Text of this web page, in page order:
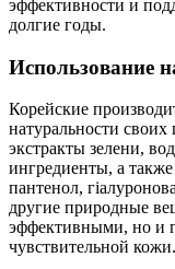
эффективности и
долгие годы.
Использование
Корейские
натуральности своих
экстракты зелени,
ингредиенты, а
пантенол,
другие природные
эффективными, но и
чувствительной кожи.